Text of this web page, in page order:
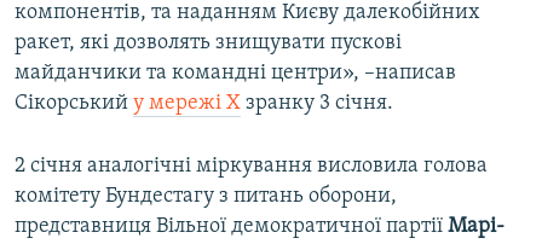
компонентів, та наданням Києву далекобійних
ракет, які дозволять знищувати пускові
майданчики та командні центри», –написав
Сікорський у мережі Х зранку 3 січня.
2 січня аналогічні міркування висловила голова
комітету Бундестагу з питань оборони,
представниця Вільної демократичної партії Марі-